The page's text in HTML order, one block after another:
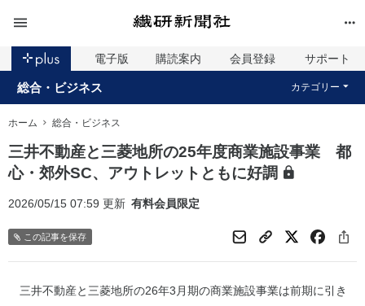
電子版 購読案内 会員登録 サポート
総合・ビジネス カテゴリー
ホーム 総合・ビジネス
三井不動産と三菱地所の25年度商業施設事業 都
心・郊外SC、アウトレットともに好調
2026/05/15 07:59 更新 有料会員限定
この記事を保存
三井不動産と三菱地所の26年3月期の商業施設事業は前期に引き